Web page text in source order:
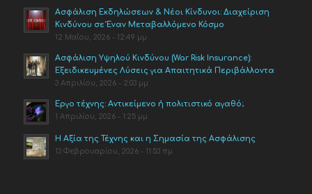
Ασφάλιση Εκδηλώσεων & Νέοι Κίνδυνοι: Διαχείριση
Κινδύνου σε Έναν Μεταβαλλόμενο Κόσμο
12 Μαΐου, 2026 - 12:49 μμ
Ασφάλιση Υψηλού Κινδύνου (War Risk Insurance):
Εξειδικευμένες Λύσεις για Απαιτητικά Περιβάλλοντα
3 Απριλίου, 2026 - 2:03 μμ
Έργο τέχνης: Αντικείμενο ή πολιτιστικό αγαθό;
1 Απριλίου, 2026 - 1:25 μμ
Η Αξία της Τέχνης και η Σημασία της Ασφάλισης
13 Φεβρουαρίου, 2026 - 11:53 πμ